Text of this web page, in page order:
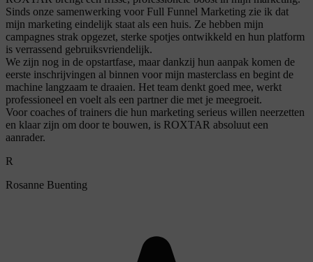
Sinds onze samenwerking voor Full Funnel Marketing zie ik dat
mijn marketing eindelijk staat als een huis. Ze hebben mijn
campagnes strak opgezet, sterke spotjes ontwikkeld en hun platform
is verrassend gebruiksvriendelijk.
We zijn nog in de opstartfase, maar dankzij hun aanpak komen de
eerste inschrijvingen al binnen voor mijn masterclass en begint de
machine langzaam te draaien. Het team denkt goed mee, werkt
professioneel en voelt als een partner die met je meegroeit.
Voor coaches of trainers die hun marketing serieus willen neerzetten
en klaar zijn om door te bouwen, is ROXTAR absoluut een
aanrader.
R
Rosanne Buenting